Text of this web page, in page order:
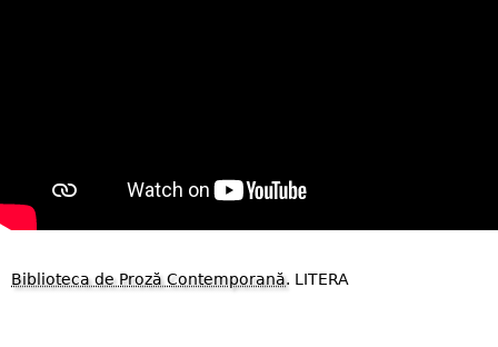
Biblioteca de Proză Contemporană. LITERA